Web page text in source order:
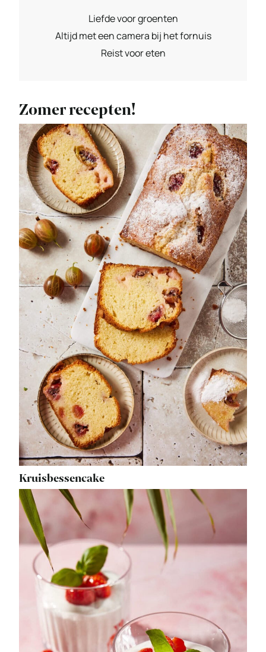
Liefde voor groenten
Altijd met een camera bij het fornuis
Reist voor eten
Zomer recepten!
Kruisbessencake